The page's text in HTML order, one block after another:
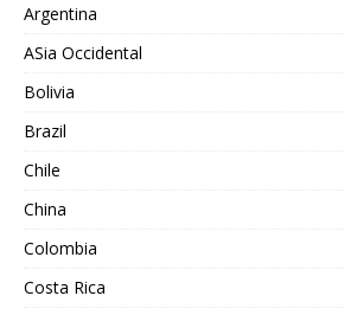
Argentina
ASia Occidental
Bolivia
Brazil
Chile
China
Colombia
Costa Rica